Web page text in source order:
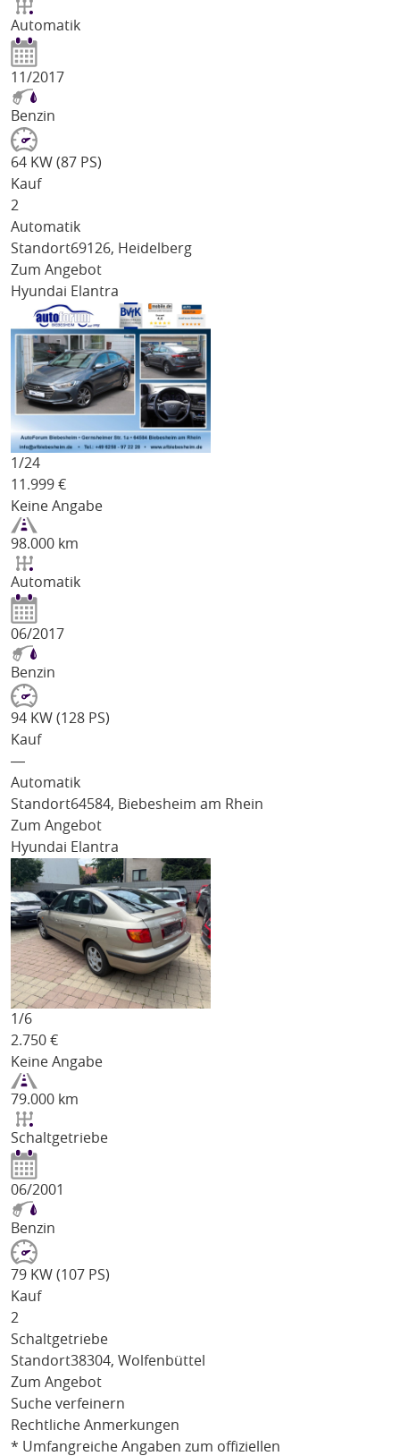
Automatik
11/2017
Benzin
64 KW (87 PS)
Kauf
2
Automatik
Standort69126, Heidelberg
Zum Angebot
Hyundai Elantra
1/24
11.999 €
Keine Angabe
98.000 km
Automatik
06/2017
Benzin
94 KW (128 PS)
Kauf
―
Automatik
Standort64584, Biebesheim am Rhein
Zum Angebot
Hyundai Elantra
1/6
2.750 €
Keine Angabe
79.000 km
Schaltgetriebe
06/2001
Benzin
79 KW (107 PS)
Kauf
2
Schaltgetriebe
Standort38304, Wolfenbüttel
Zum Angebot
Suche verfeinern
Rechtliche Anmerkungen
* Umfangreiche Angaben zum offiziellen